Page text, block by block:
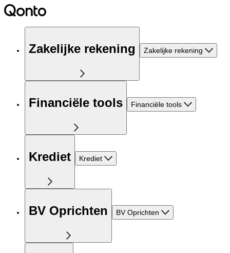
Zakelijke rekening Zakelijke rekening
Financiële tools Financiële tools
Krediet Krediet
BV Oprichten BV Oprichten